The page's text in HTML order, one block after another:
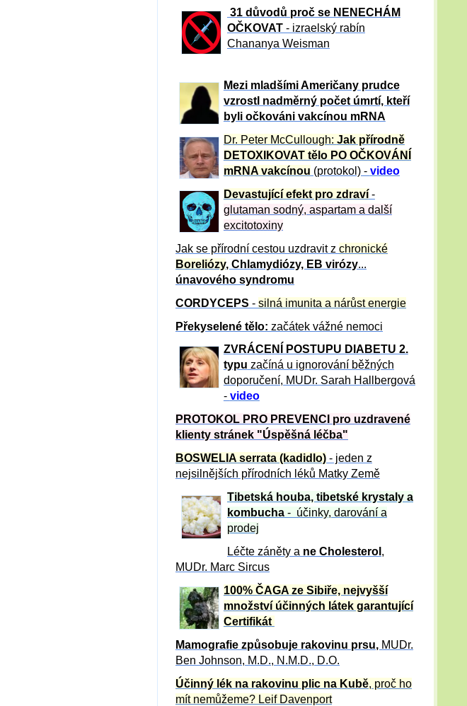
31 důvod ů proč se NENECHÁM
OČKOVAT - izraelský rabín
Chananya Weisman
Mezi mladšími Američany prudce
vzrostl nadměrný počet úmrtí, kteří
byli očkováni vakcínou mRNA
Dr. Peter McCullough: Jak přírodně
DETOXIKOVAT tělo PO OČKOVÁNÍ
mRNA vakcínou (protokol) - video
Devastující efekt pro zdraví-
glutaman sodný, aspartam a další
excitotoxiny
Jak se přírodní cestou uzdravit z chronické
Boreliózy, Chlamydiózy, EB virózy...
únavového syndromu
CORDYCEPS - silná imunita a nárůst energie
Překyselené tělo: začátek vážné nemoci
ZVRÁCE NÍ POSTUPU DIABETU 2.
typu začíná u ignorování běžných
doporučení, MUDr. Sarah Hallbergová
- video
PROTOKOL PRO PREVENCI pro uzdravené
klienty stránek "Úspěšná léčba"
BOSWELIA serrata (kadidlo) - jeden z
nejsilnějších přírodních léků Matky Země
Tibetská houba, tibetské krystaly a
kombucha - účinky, darování a
prodej
Léčte záněty a ne Cholesterol ,
MUDr. Marc Sircus
100% ČAGA ze Sibiře, nejvyšší
množství účinných látek garantující
Certifikát
Mamografie způsobuje rakovinu prsu, MUDr.
Ben Johnson, M.D., N.M.D., D.O.
Účinný lék na rakovinu plic na Kubě, proč ho
mít nemůžeme? Leif Davenport